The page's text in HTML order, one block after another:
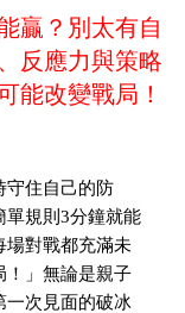
贏？別太有自
反應力與策略
能改變戰局！
守住自己的防
單規則3分鐘就能
場對戰都充滿未
！」無論是親子
一次見面的破冰